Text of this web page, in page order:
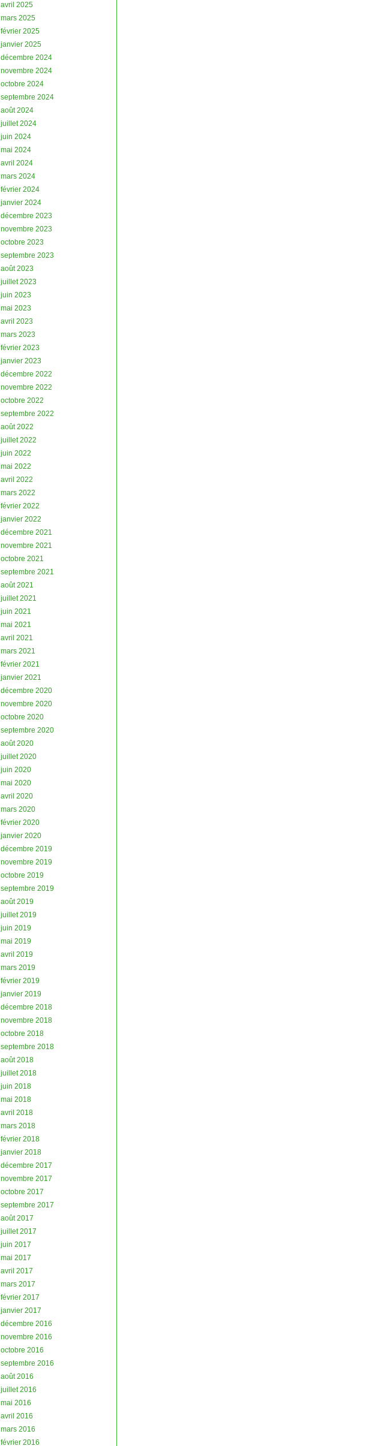
avril 2025
mars 2025
février 2025
janvier 2025
décembre 2024
novembre 2024
octobre 2024
septembre 2024
août 2024
juillet 2024
juin 2024
mai 2024
avril 2024
mars 2024
février 2024
janvier 2024
décembre 2023
novembre 2023
octobre 2023
septembre 2023
août 2023
juillet 2023
juin 2023
mai 2023
avril 2023
mars 2023
février 2023
janvier 2023
décembre 2022
novembre 2022
octobre 2022
septembre 2022
août 2022
juillet 2022
juin 2022
mai 2022
avril 2022
mars 2022
février 2022
janvier 2022
décembre 2021
novembre 2021
octobre 2021
septembre 2021
août 2021
juillet 2021
juin 2021
mai 2021
avril 2021
mars 2021
février 2021
janvier 2021
décembre 2020
novembre 2020
octobre 2020
septembre 2020
août 2020
juillet 2020
juin 2020
mai 2020
avril 2020
mars 2020
février 2020
janvier 2020
décembre 2019
novembre 2019
octobre 2019
septembre 2019
août 2019
juillet 2019
juin 2019
mai 2019
avril 2019
mars 2019
février 2019
janvier 2019
décembre 2018
novembre 2018
octobre 2018
septembre 2018
août 2018
juillet 2018
juin 2018
mai 2018
avril 2018
mars 2018
février 2018
janvier 2018
décembre 2017
novembre 2017
octobre 2017
septembre 2017
août 2017
juillet 2017
juin 2017
mai 2017
avril 2017
mars 2017
février 2017
janvier 2017
décembre 2016
novembre 2016
octobre 2016
septembre 2016
août 2016
juillet 2016
mai 2016
avril 2016
mars 2016
février 2016